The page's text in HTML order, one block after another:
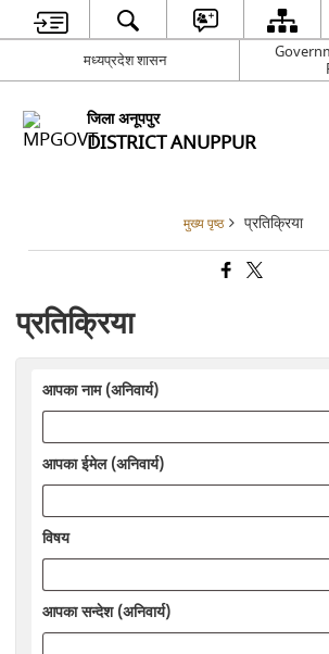
मध्यप्रदेश शासन
जिला अनूपपुर
DISTRICT ANUPPUR
मुख्य पृष्ठ प्रतिक्रिया
प्रतिक्रिया
आपका नाम (अनिवार्य)
आपका ईमेल (अनिवार्य)
विषय
आपका सन्देश (अनिवार्य)